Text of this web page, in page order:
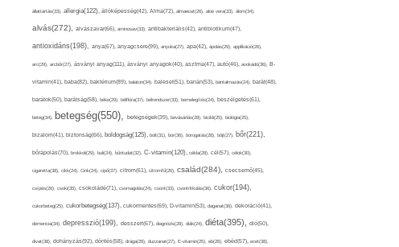
állattartás(33), allergia(122), állóképesség(42), Alma(72), almaecet(26), aloe vera(33), álom(34),
alvás(272), alvászavar(66), aminosav(33), antibakteriális(42), antibiotikum(47),
antioxidáns(198), anya(67), anyagcsere(99), anyuka(27), apa(42), ápolás(29), applikáció(26),
arc(29), arcbőr(27), ásványi anyag(111), ásványi anyagok(40), asztma(47), autó(46), avokádó(36), B-
vitamin(41), baba(82), baktérium(89), balaton(34), baleset(51), banán(53), bántalmazás(24), barát(48),
barátok(50), barátság(58), béke(29), bélflóra(37), bélrendszer(33), bemelegítés(24), beszélgetés(61),
beteg(34), betegség(550), betegségek(39), bevásárlás(28), bicikli(25), biológia(25),
bizalom(41), biztonság(66), boldogság(125), bolt(31), bor(36), borogatás(28), böjt(27), bőr(221),
bőrápolás(70), brokkoli(29), buli(24), bűntudat(32), C-vitamin(120), cékla(28), cél(57), célok(30),
cigaretta(38), cikk(24), Cink(24), cipő(37), citrom(61), citromfű(26), család(284), csecsemő(45),
csípés(26), csoki(35), csokoládé(71), csomagolás(24), csont(33), csontritkulás(36), cukor(194),
cukorbeteg(25), cukorbetegség(137), cukormentes(69), D-vitamin(53), daganat(36), dekoráció(41),
demencia(34), depresszió(199), desszert(67), diagnózis(28), diák(24), diéta(395), dió(50),
divat(38), dohányzás(92), döntés(58), drága(26), duzzanat(27), E-vitamin(25), eb(26), ebéd(57), ecet(38),